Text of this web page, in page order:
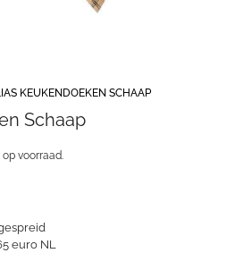
euro NL
KEUKENDOEKEN SCHAAP
Schaap
voorraad.